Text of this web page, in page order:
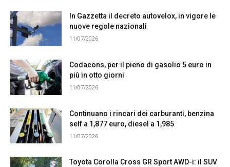
In Gazzetta il decreto autovelox, in vigore le
nuove regole nazionali
11/07/2026
Codacons, per il pieno di gasolio 5 euro in
più in otto giorni
11/07/2026
Continuano i rincari dei carburanti, benzina
self a 1,877 euro, diesel a 1,985
11/07/2026
Toyota Corolla Cross GR Sport AWD-i: il SUV